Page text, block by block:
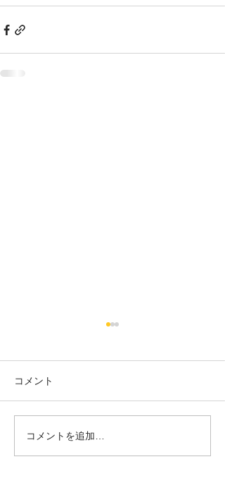
コメント
コメントを追加…